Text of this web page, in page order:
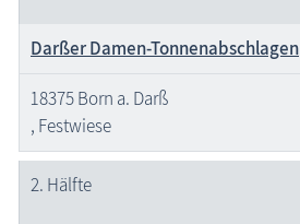
Darßer Damen-Tonnenabschlagen
18375 Born a. Darß
, Festwiese
2. Hälfte